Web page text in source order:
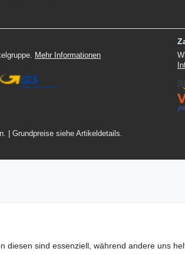
Mehr Informationen
| Grundpreise siehe Artikeldetails.
diesen sind essenziell, während andere uns